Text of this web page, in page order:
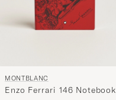
MONTBLANC
Enzo Ferrari 146 Notebook